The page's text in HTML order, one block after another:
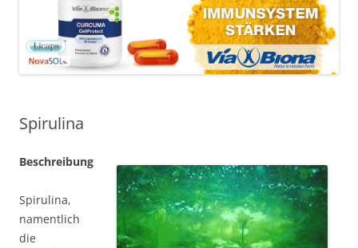
Spirulina
Beschreibung
Spirulina,
namentlich
die